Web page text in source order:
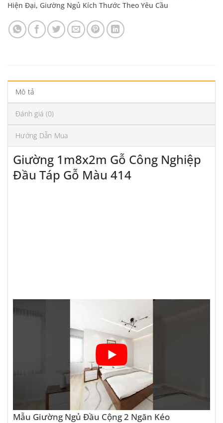
Hiện Đại, Giường Ngủ Kích Thước Theo Yêu Cầu
Mô tả
Đánh giá (0)
Hướng Dẫn Mua
Giường 1m8x2m Gỗ Công Nghiệp
Đầu Táp Gỗ Màu 414
Mẫu Giường Ngủ Đầu Cộng 2 Ngăn Kéo